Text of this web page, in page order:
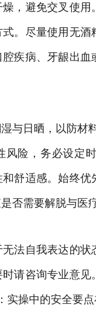
，避免交叉使
。尽量使用无
疾病、牙龈出
与日晒，以防材
风险，务必设定
舒适感。始终
否需要解脱与医
法自我表达的
请咨询专业意
实操中的安全要